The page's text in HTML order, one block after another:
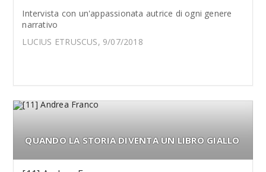
Intervista con un'appassionata autrice di ogni genere
narrativo
LUCIUS ETRUSCUS, 9/07/2018
QUANDO LA STORIA DIVENTA UN LIBRO GIALLO